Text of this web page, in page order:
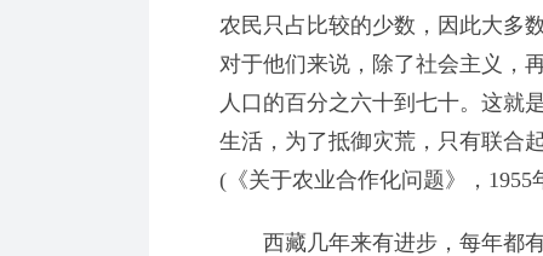
农民只占比较的少数，因此大
对于他们来说，除了社会主义，
人口的百分之六十到七十。这就
生活，为了抵御灾荒，只有联合
(《关于农业合作化问题》，1955
西藏几年来有进步，每年都有